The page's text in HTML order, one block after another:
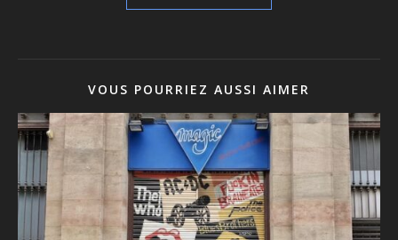
VOUS POURRIEZ AUSSI AIMER